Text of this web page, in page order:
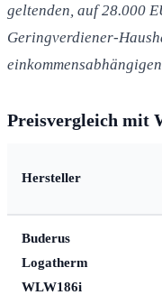
geltenden, auf 28.000
Geringverdiener-
Preisvergleich mit
Hersteller
Buderus
Logatherm
WLW186i